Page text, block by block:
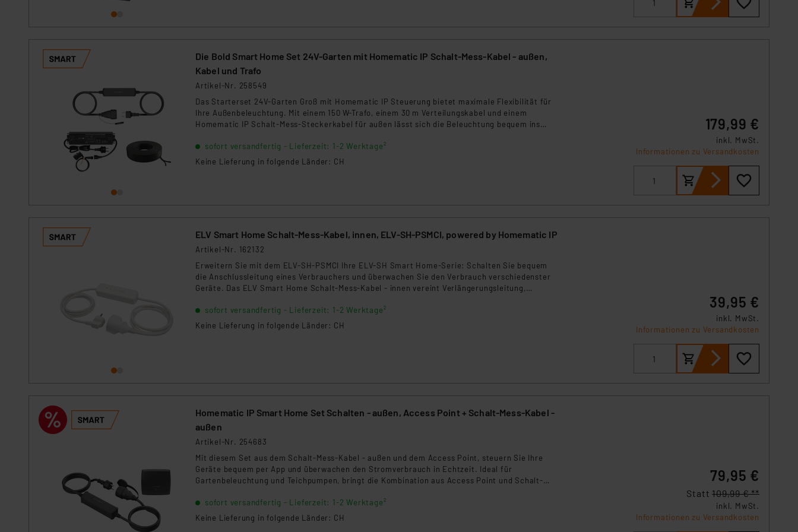
Kommission sowie einer eigenen Beurteilung der mit der Datenübermittlung, insbesondere der Art der übermittelten
Daten, verbundenen Risiken.“
Impressum|Datenschutzerklärung
Die Bold Smart Home Set 24V-Garten mit Homematic IP Schalt-Mess-Kabel - außen,
Kabel und Trafo
Artikel-Nr. 258549
Das Starterset 24V-Garten Groß mit Homematic IP Steuerung bietet maximale Flexibilität für
Ihre Außenbeleuchtung. Mit einem 150 W-Trafo, einem 30 m Verteilungskabel und einem
Homematic IP Schalt-Mess-Steckerkabel für außen lässt sich die Beleuchtung bequem ins
sofort versandfertig - Lieferzeit: 1-2 Werktage²
Keine Lieferung in folgende Länder: CH
179,99 €
inkl. MwSt.
Informationen zu Versandkosten
ELV Smart Home Schalt-Mess-Kabel, innen, ELV-SH-PSMCI, powered by Homematic IP
Artikel-Nr. 162132
Erweitern Sie mit dem ELV-SH-PSMCI Ihre ELV-SH Smart Home-Serie: Schalten Sie bequem
die Anschlussleitung eines Verbrauchers und überwachen Sie den Verbrauch verschiedenster
Geräte. Das ELV Smart Home Schalt-Mess-Kabel - innen vereint Verlängerungsleitung,
sofort versandfertig - Lieferzeit: 1-2 Werktage²
Keine Lieferung in folgende Länder: CH
39,95 €
inkl. MwSt.
Informationen zu Versandkosten
Homematic IP Smart Home Set Schalten - außen, Access Point + Schalt-Mess-Kabel -
außen
Artikel-Nr. 254683
Mit diesem Set aus dem Schalt-Mess-Kabel - außen und dem Access Point, steuern Sie Ihre
Geräte bequem per App und überwachen den Stromverbrauch in Echtzeit. Ideal für
Gartenbeleuchtung und Teichpumpen, bringt die Kombination aus Access Point und Schalt-
Homematic IP Geräte und sorgt für eine stabile Funkverbindung im gesamten Zuhause.
sofort versandfertig - Lieferzeit: 1-2 Werktage²
Keine Lieferung in folgende Länder: CH
79,95 €
Statt109,99 € **
inkl. MwSt.
Informationen zu Versandkosten